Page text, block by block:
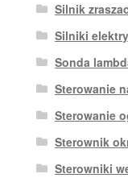
Silnik
Silniki
Sonda
Sterowanie
Sterowanie
Sterownik
Sterowniki